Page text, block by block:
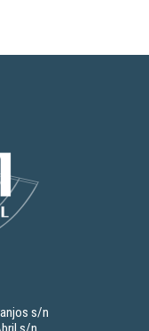
s/n